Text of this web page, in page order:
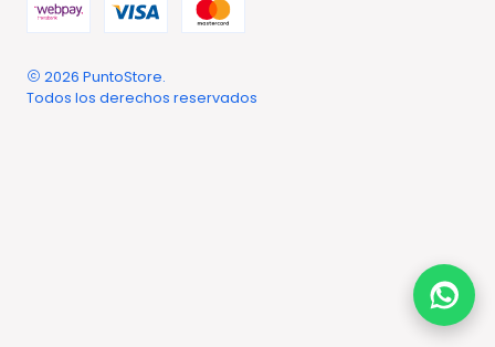
2026 PuntoStore.
Todos los derechos reservados